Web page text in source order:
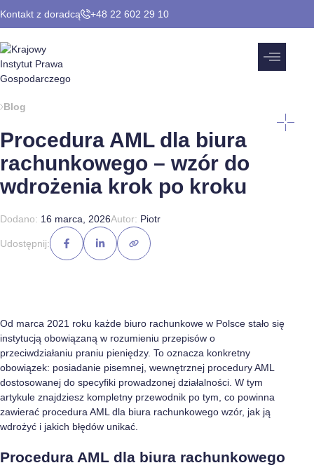
Kontakt z doradcą +48 22 602 29 10
Blog
Procedura AML dla biura
rachunkowego – wzór do
wdrożenia krok po kroku
Dodano: 16 marca, 2026Autor: Piotr
Udostępnij:
Od marca 2021 roku każde biuro rachunkowe w Polsce stało się
instytucją obowiązaną w rozumieniu przepisów o
przeciwdziałaniu praniu pieniędzy. To oznacza konkretny
obowiązek: posiadanie pisemnej, wewnętrznej procedury AML
dostosowanej do specyfiki prowadzonej działalności. W tym
artykule znajdziesz kompletny przewodnik po tym, co powinna
zawierać procedura AML dla biura rachunkowego wzór, jak ją
wdrożyć i jakich błędów unikać.
Procedura AML dla biura rachunkowego